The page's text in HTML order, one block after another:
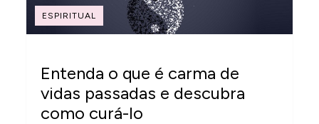
ESPIRITUAL
Entenda o que é carma de
vidas passadas e descubra
como curá-lo